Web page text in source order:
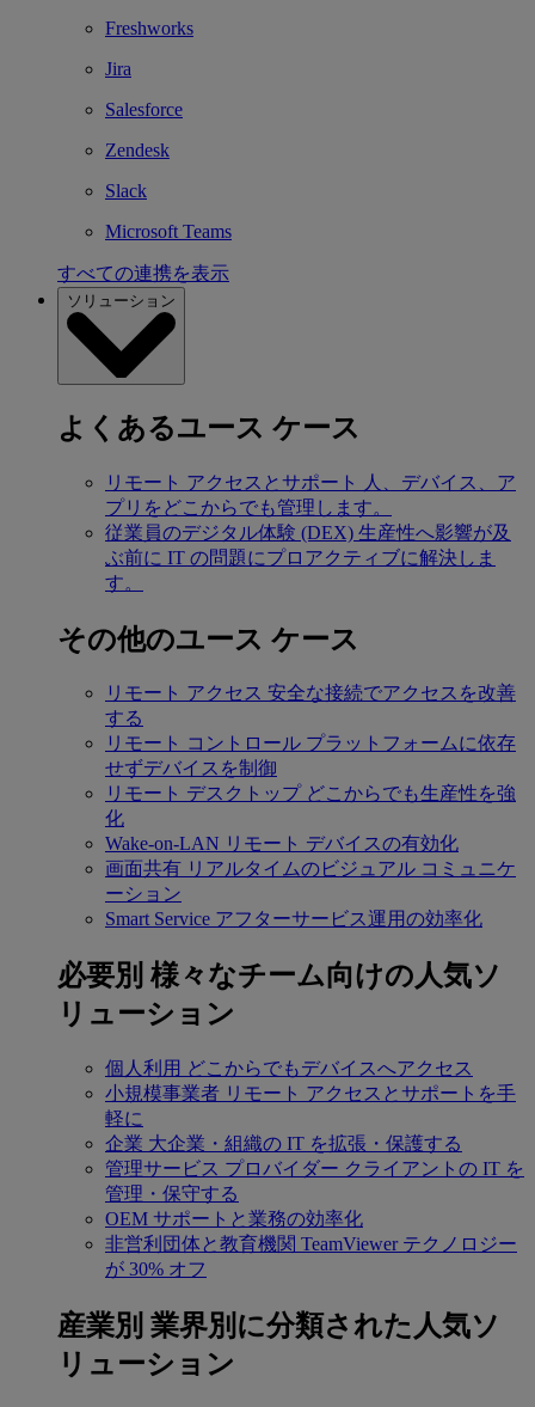
Freshworks
Jira
Salesforce
Zendesk
Slack
Microsoft Teams
すべての連携を表示
ソリューション
よくあるユース ケース
リモート アクセスとサポート
人、デバイス、ア
プリをどこからでも管理します。
従業員のデジタル体験 (DEX) 生産性へ影響が及
ぶ前に IT の問題にプロアクティブに解決しま
す。
その他のユース ケース
リモート アクセス 安全な接続でアクセスを改善
する
リモート コントロール プラットフォームに依存
せずデバイスを制御
リモート デスクトップ どこからでも生産性を強
化
Wake-on-LAN リモート デバイスの有効化
画面共有 リアルタイムのビジュアル コミュニケ
ーション
Smart Service アフターサービス運用の効率化
必要別 様々なチーム向けの人気ソ
リューション
個人利用 どこからでもデバイスへアクセス
小規模事業者 リモート アクセスとサポートを手
軽に
企業 大企業・組織の IT を拡張・保護する
管理サービス プロバイダー クライアントの IT を
管理・保守する
OEM サポートと業務の効率化
非営利団体と教育機関 TeamViewer テクノロジー
が 30% オフ
産業別 業界別に分類された人気ソ
リューション